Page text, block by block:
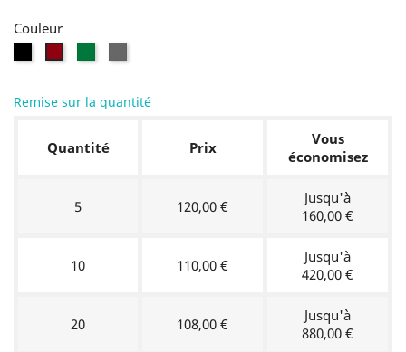
Couleur
Remise sur la quantité
Quantité Prix
Vous
économisez
5 120,00 €
Jusqu'à
160,00 €
10 110,00 €
Jusqu'à
420,00 €
20 108,00 €
Jusqu'à
880,00 €